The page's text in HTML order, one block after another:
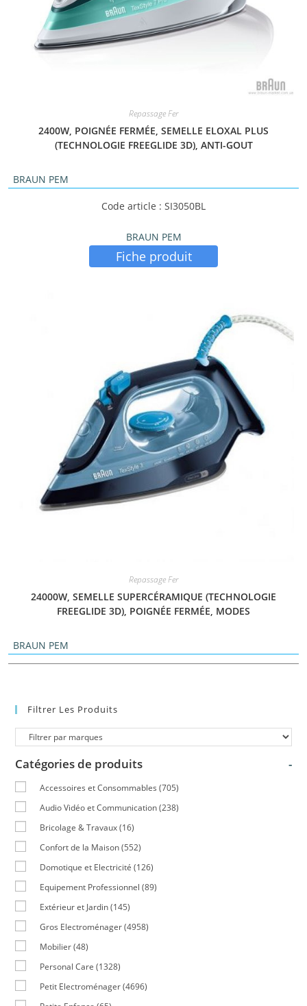
Repassage Fer
2400W, POIGNÉE FERMÉE, SEMELLE ELOXAL PLUS
(TECHNOLOGIE FREEGLIDE 3D), ANTI-GOUT
BRAUN PEM
Code article : SI3050BL
BRAUN PEM
Fiche produit
Repassage Fer
24000W, SEMELLE SUPERCÉRAMIQUE (TECHNOLOGIE
FREEGLIDE 3D), POIGNÉE FERMÉE, MODES
BRAUN PEM
Filtrer Les Produits
Catégories de produits -
Accessoires et Consommables (705)
Audio Vidéo et Communication (238)
Bricolage & Travaux (16)
Confort de la Maison (552)
Domotique et Electricité (126)
Equipement Professionnel (89)
Extérieur et Jardin (145)
Gros Electroménager (4958)
Mobilier (48)
Personal Care (1328)
Petit Electroménager (4696)